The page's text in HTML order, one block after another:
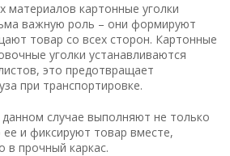
материалов картонные уголки
важную роль – они формируют
товар со всех сторон. Картонные
уголки устанавливаются
это предотвращает
при транспортировке.
случае выполняют не только
и фиксируют товар вместе,
в прочный каркас.